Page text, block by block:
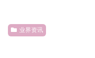
业界资讯